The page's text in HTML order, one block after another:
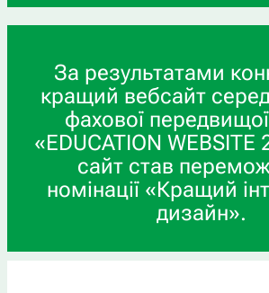
За результатами
кращий вебсайт
фахової
«EDUCATION
сайт став
номінації «Кращий
дизайн».